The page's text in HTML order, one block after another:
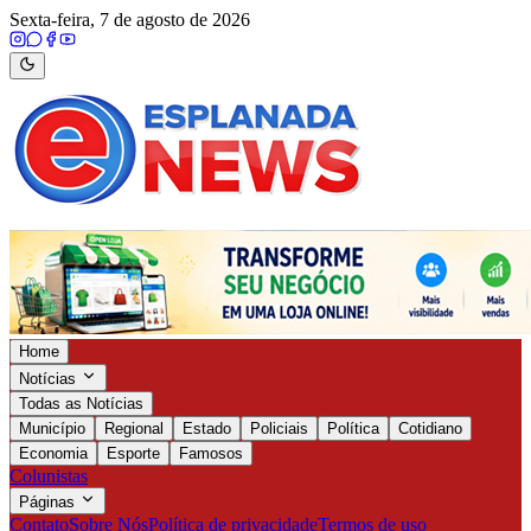
Sexta-feira, 7 de agosto de 2026
Home
Notícias
Todas as Notícias
Município
Regional Estado Policiais Política
Cotidiano
Economia
Esporte Famosos
Colunistas
Páginas
ContatoSobre NósPolítica de privacidadeTermos de uso